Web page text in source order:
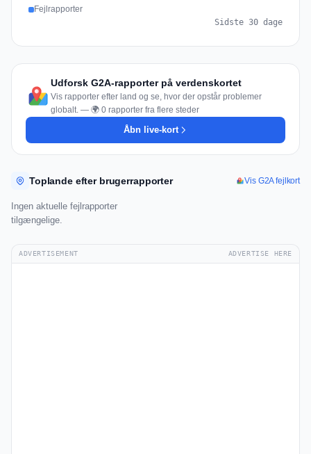
Fejlrapporter
Sidste 30 dage
Udforsk G2A-rapporter på verdenskortet
Vis rapporter efter land og se, hvor der opstår problemer
globalt. — 🌍 0 rapporter fra flere steder
Åbn live-kort
Toplande efter brugerrapporter Vis G2A fejlkort
Ingen aktuelle fejlrapporter
tilgængelige.
ADVERTISEMENT ADVERTISE HERE